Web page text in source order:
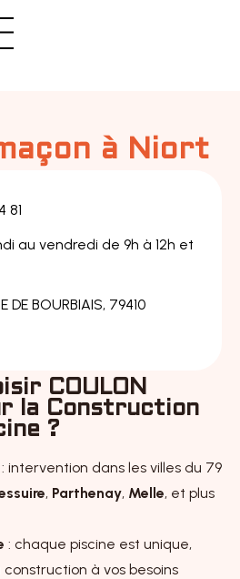
à Niort
81
au vendredi de 9h à 12h et
DE BOURBIAIS, 79410
COULON
la Construction
?
: intervention dans les villes du 79
, Parthenay, Melle, et plus
: chaque piscine est unique,
à vos besoins